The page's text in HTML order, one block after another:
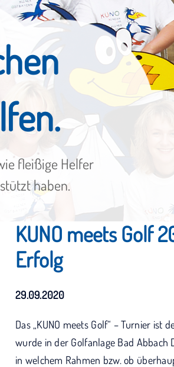
fleißige Helfer
haben.
KUNO meets Golf
Erfolg
29.09.2020
Das „KUNO meets Golf“ – Turnier ist
wurde in der Golfanlage Bad Abbach
in welchem Rahmen bzw. ob